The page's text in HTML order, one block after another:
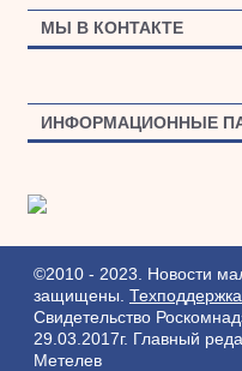
МЫ В КОНТАКТЕ
ИНФОРМАЦИОННЫЕ
©2010 - 2023. Новости
защищены.
Свидетельство
29.03.2017г.